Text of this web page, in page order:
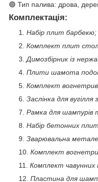
🟣 Тип палива: дрова,
Комплектація:
Набір плит барбекю;
Комплект плит
Димозбірник із
Плити шамота
Комплект
Заслінка для вугілля
Рамка для шампурів
Набір бетонних
Зварювальна
Комплект
Комплект чавунних
Пластина для